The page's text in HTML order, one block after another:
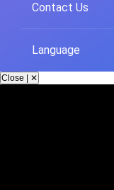
Contact Us
Language
Close | ✕